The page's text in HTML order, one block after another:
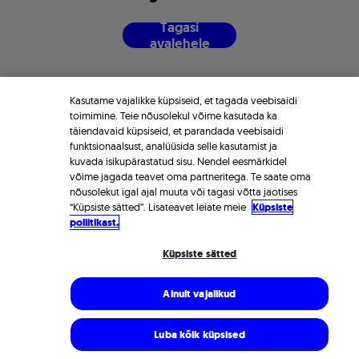
Tagasi
avalehele
Kasutame vajalikke küpsiseid, et tagada veebisaidi
toimimine. Teie nõusolekul võime kasutada ka
täiendavaid küpsiseid, et parandada veebisaidi
funktsionaalsust, analüüsida selle kasutamist ja
kuvada isikupärastatud sisu. Nendel eesmärkidel
võime jagada teavet oma partneritega. Te saate oma
nõusolekut igal ajal muuta või tagasi võtta jaotises
“Küpsiste sätted”. Lisateavet leiate meie Küpsiste
poliitikast.
Küpsiste sätted
Ainult vajalikud
Luba kõik küpsised